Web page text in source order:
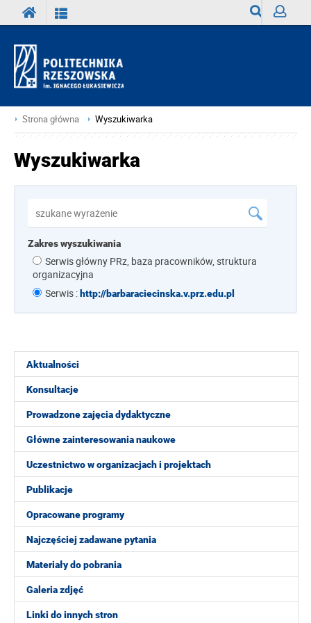
Strona główna Wyszukiwarka
Aktualności
Konsultacje
Prowadzone zajęcia dydaktyczne
Główne zainteresowania naukowe
Uczestnictwo w organizacjach i projektach
Publikacje
Opracowane programy
Najczęściej zadawane pytania
Materiały do pobrania
Galeria zdjęć
Linki do innych stron
Wyszukiwarka
Zakres wyszukiwania
Serwis główny PRz, baza pracowników, struktura
organizacyjna
Serwis : http://barbaraciecinska.v.prz.edu.pl